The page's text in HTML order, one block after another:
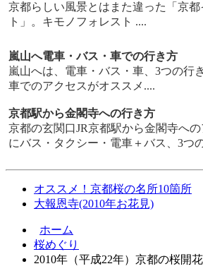
京都らしい風景とはまた違った「京
ト」。キモノフォレスト ....
嵐山へ電車・バス・車での行き方
嵐山へは、電車・バス・車、3つの行
車でのアクセスがオススメ....
京都駅から金閣寺への行き方
京都の玄関口JR京都駅から金閣寺へ
にバス・タクシー・電車＋バス、3つ
オススメ！京都桜の名所10箇所
大報恩寺(2010年お花見)
ホーム
桜めぐり
2010年（平成22年）京都の桜開